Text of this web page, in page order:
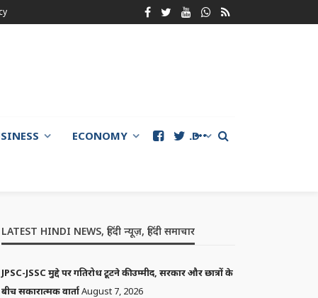
ECONOMY WORLD
LATEST HINDI NEWS, हिंदी न्यूज़, हिंदी समाचार
JPSC-JSSC मुद्दे पर गतिरोध टूटने की उम्मीद, सरकार और छात्रों के
बीच सकारात्मक वार्ताAugust 7, 2026